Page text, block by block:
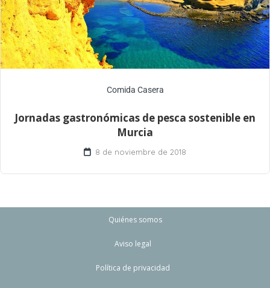
Comida Casera
Jornadas gastronómicas de pesca sostenible en
Murcia
8 de noviembre de 2018
Quiénes somos
Aviso legal
Política de privacidad